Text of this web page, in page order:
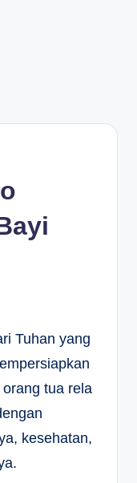
Tuhan yang
tua rela
kesehatan,